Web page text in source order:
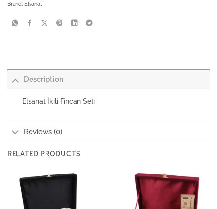
Brand: Elsanat
Description
Elsanat İkili Fincan Seti
Reviews (0)
RELATED PRODUCTS